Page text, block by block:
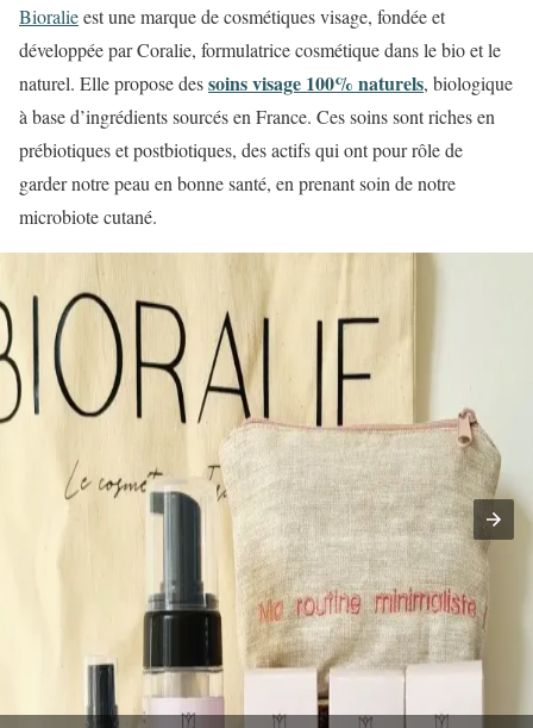
Bioralieest une marque de cosmétiques visage, fondée et
développée par Coralie, formulatrice cosmétique dans le bio et le
naturel. Elle propose dessoins visage 100% naturels, biologique
à base d’ingrédients sourcés en France. Ces soins sont riches en
prébiotiques et postbiotiques, des actifs qui ont pour rôle de
garder notre peau en bonne santé, en prenant soin de notre
microbiote cutané.